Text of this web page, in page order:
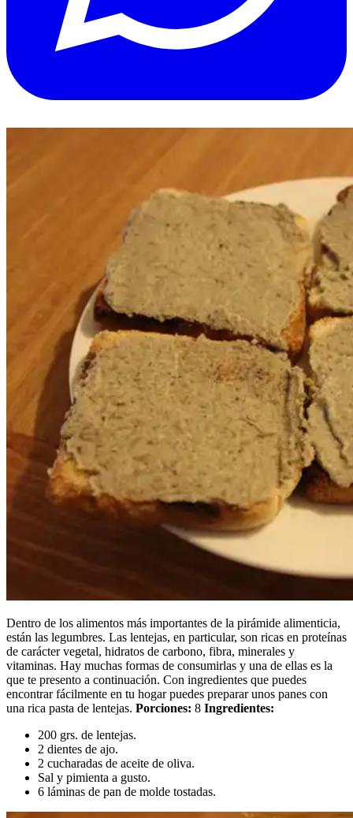
Dentro de los alimentos más importantes de la pirámide alimenticia,
están las legumbres. Las lentejas, en particular, son ricas en proteínas
de carácter vegetal, hidratos de carbono, fibra, minerales y
vitaminas. Hay muchas formas de consumirlas y una de ellas es la
que te presento a continuación. Con ingredientes que puedes
encontrar fácilmente en tu hogar puedes preparar unos panes con
una rica pasta de lentejas. Porciones: 8 Ingredientes:
200 grs. de lentejas.
2 dientes de ajo.
2 cucharadas de aceite de oliva.
Sal y pimienta a gusto.
6 láminas de pan de molde tostadas.